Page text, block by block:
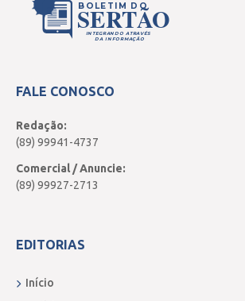
BOLETIM DO
SERTÃO
INTEGRANDO ATRAVÉS
DA INFORMAÇÃO
FALE CONOSCO
Redação:
(89) 99941-4737
Comercial / Anuncie:
(89) 99927-2713
EDITORIAS
Início